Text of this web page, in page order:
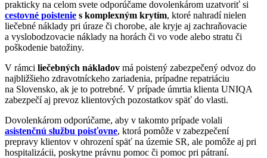
prakticky na celom svete odporúčame dovolenkárom uzatvoriť si
cestovné poistenie s komplexným krytím, ktoré nahradí nielen
liečebné náklady pri úraze či chorobe, ale kryje aj zachraňovacie
a vyslobodzovacie náklady na horách či vo vode alebo stratu či
poškodenie batožiny.
V rámci liečebných nákladov má poistený zabezpečený odvoz do
najbližšieho zdravotníckeho zariadenia, prípadne repatriáciu
na Slovensko, ak je to potrebné. V prípade úmrtia klienta UNIQA
zabezpečí aj prevoz klientových pozostatkov späť do vlasti.
Dovolenkárom odporúčame, aby v takomto prípade volali
asistenčnú službu poisťovne, ktorá pomôže v zabezpečení
prepravy klientov v ohrození späť na územie SR, ale pomôže aj pri
hospitalizácii, poskytne právnu pomoc či pomoc pri pátraní.